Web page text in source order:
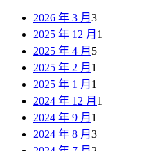
2026 年 3 月 3
2025 年 12 月 1
2025 年 4 月 5
2025 年 2 月 1
2025 年 1 月 1
2024 年 12 月 1
2024 年 9 月 1
2024 年 8 月 3